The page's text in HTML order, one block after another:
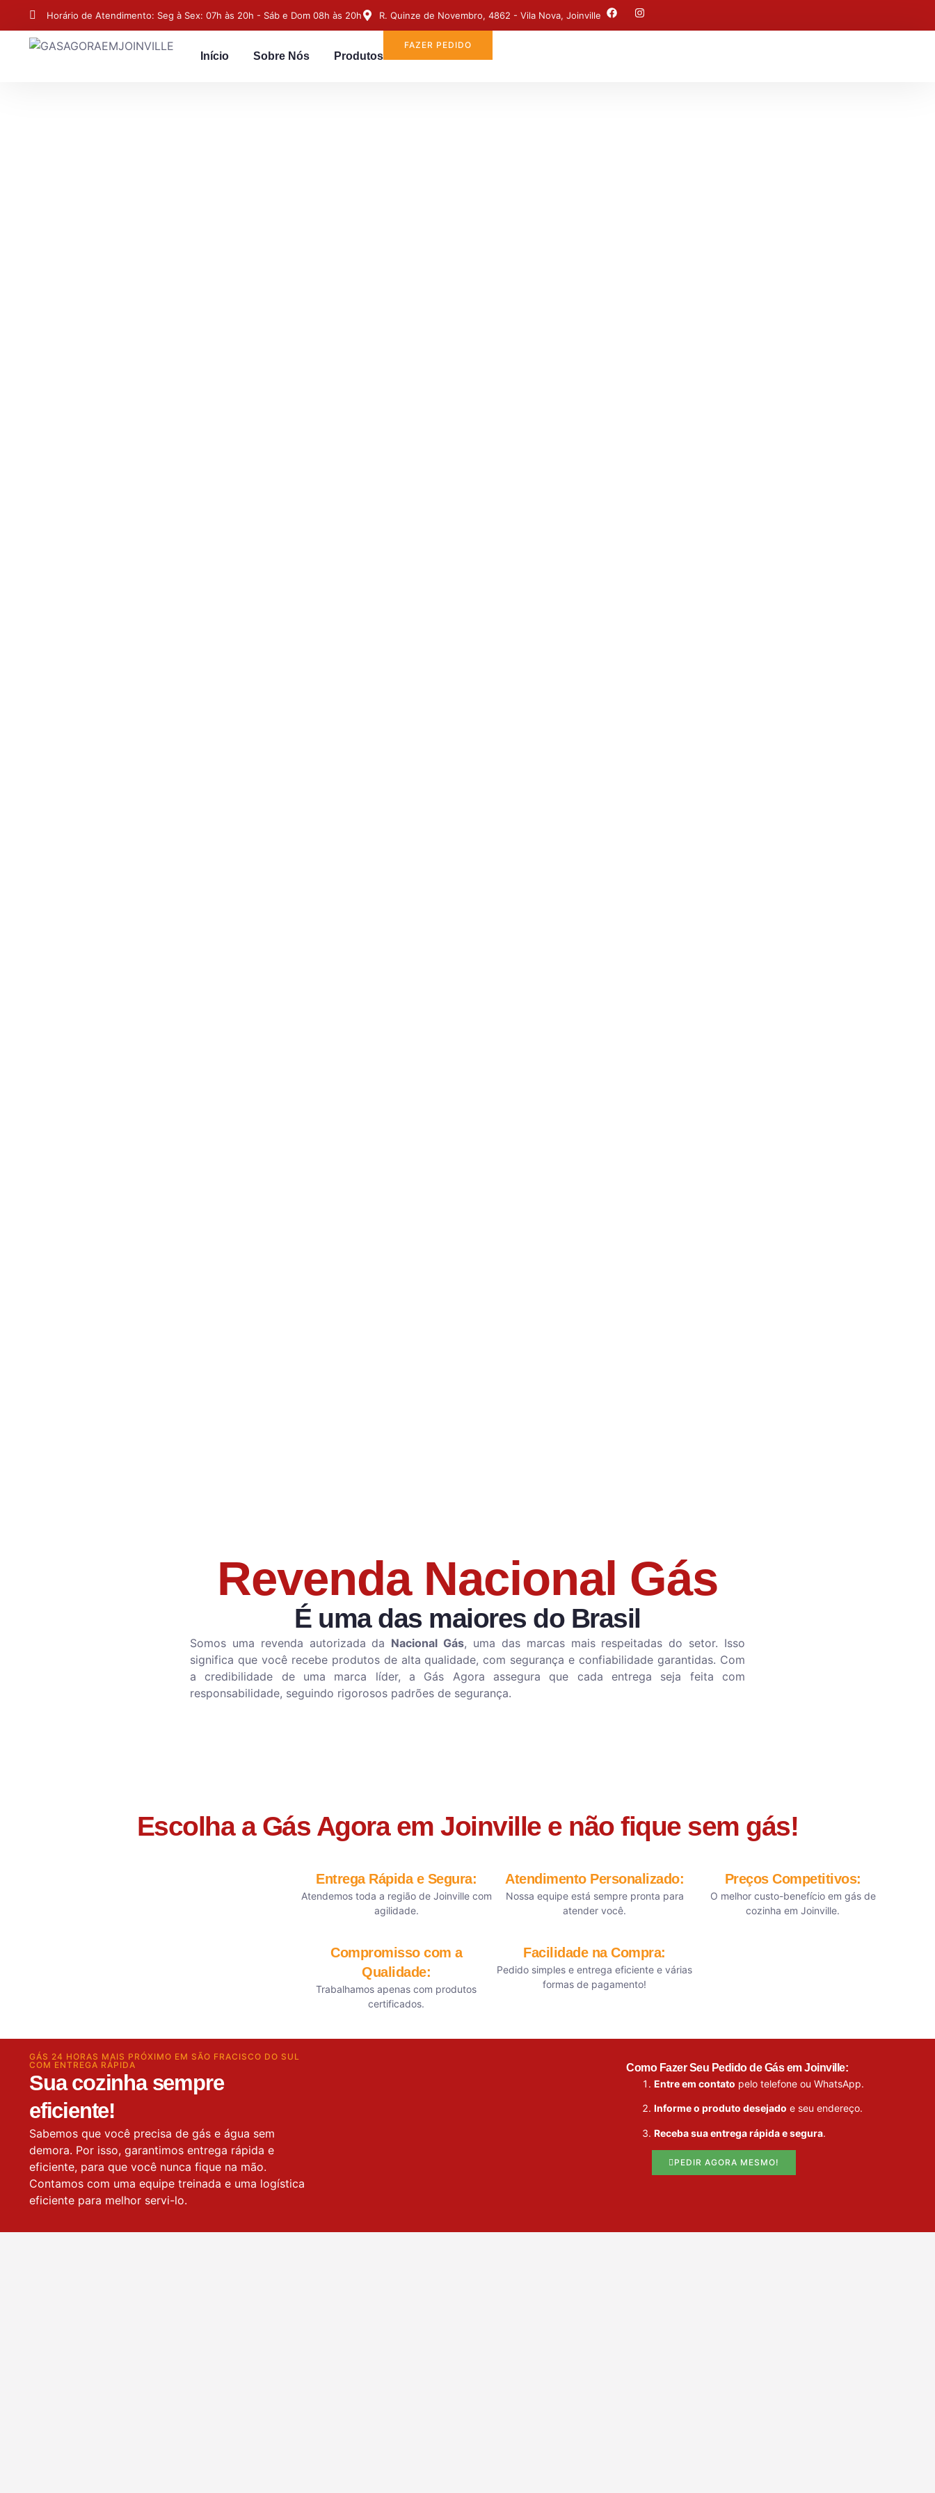
Horário de Atendimento: Seg à Sex: 07h às 20h - Sáb e Dom 08h às 20h R. Quinze de Novembro, 4862 - Vila Nova, Joinville
Início Sobre Nós Produtos
FAZER PEDIDO
Revenda Nacional Gás
É uma das maiores do Brasil
Somos uma revenda autorizada da Nacional Gás, uma das marcas mais respeitadas do setor. Isso
significa que você recebe produtos de alta qualidade, com segurança e confiabilidade garantidas. Com
a credibilidade de uma marca líder, a Gás Agora assegura que cada entrega seja feita com
responsabilidade, seguindo rigorosos padrões de segurança.
Escolha a Gás Agora em Joinville e não fique sem gás!
Entrega Rápida e Segura:
Atendemos toda a região de Joinville com
agilidade.
Atendimento Personalizado:
Nossa equipe está sempre pronta para
atender você.
Preços Competitivos:
O melhor custo-benefício em gás de
cozinha em Joinville.
Compromisso com a
Qualidade:
Trabalhamos apenas com produtos
certificados.
Facilidade na Compra:
Pedido simples e entrega eficiente e várias
formas de pagamento!
GÁS 24 HORAS MAIS PRÓXIMO EM SÃO FRACISCO DO SUL
COM ENTREGA RÁPIDA
Sua cozinha sempre
eficiente!
Sabemos que você precisa de gás e água sem
demora. Por isso, garantimos entrega rápida e
eficiente, para que você nunca fique na mão.
Contamos com uma equipe treinada e uma logística
eficiente para melhor servi-lo.
Como Fazer Seu Pedido de Gás em Joinville:
Entre em contato pelo telefone ou WhatsApp.
Informe o produto desejado e seu endereço.
Receba sua entrega rápida e segura.
PEDIR AGORA MESMO!